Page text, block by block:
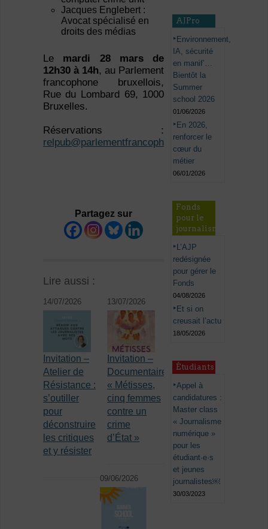
Jacques Englebert :
Avocat spécialisé en
droits des médias
Le mardi 28 mars de
12h30 à 14h, au Parlement
francophone bruxellois,
Rue du Lombard 69, 1000
Bruxelles.
Réservations :
relpub@parlementfrancophone.brussels
Partagez sur
Lire aussi :
14/07/2026
Invitation –
Atelier de
Résistance :
s’outiller
pour
déconstruire
les critiques
et y résister
13/07/2026
Invitation –
Documentaire
« Métisses,
cinq femmes
contre un
crime
d’État »
09/06/2026
AJPro
Environnement,
IA, sécurité
en manif’…
Bientôt la
Summer
school 2026
01/06/2026
En 2026,
renforcer le
cœur du
métier
06/01/2026
Fonds
pour le
journalisme
L’AJP
redésignée
pour gérer le
Fonds
04/08/2026
Et si on
creusait l’actu
18/05/2026
Étudiants
Appel à
candidatures :
Master class
« Journalisme
numérique »
pour les
étudiant·e·s
et jeunes
journalistes￼
30/03/2023